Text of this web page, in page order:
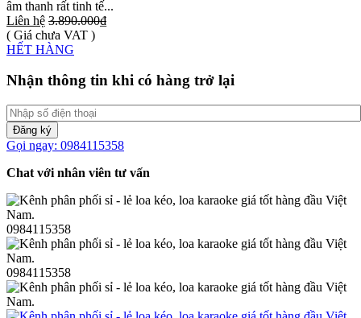
âm thanh rất tinh tế...
Liên hệ 3.890.000₫
( Giá chưa VAT )
HẾT HÀNG
Nhận thông tin khi có hàng trở lại
Đăng ký
Gọi ngay: 0984115358
Chat với nhân viên tư vấn
0984115358
0984115358